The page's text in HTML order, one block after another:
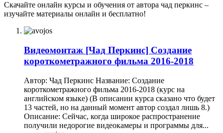
Скачайте онлайн курсы и обучения от автора чад перкинс –
изучайте материалы онлайн и бесплатно!
Видеомонтаж [Чад Перкинс] Создание
короткометражного фильма 2016-2018
Автор: Чад Перкинс Название: Создание
короткометражного фильма 2016-2018 (курс на
английском языке) (В описании курса сказано что будет
13 частей, но на данный момент автор создал лишь 8.)
Описание: Сейчас, когда широкое распространение
получили недорогие видеокамеры и программы для...